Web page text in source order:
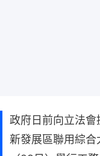
政府日前向立法
新發展區聯用綜合